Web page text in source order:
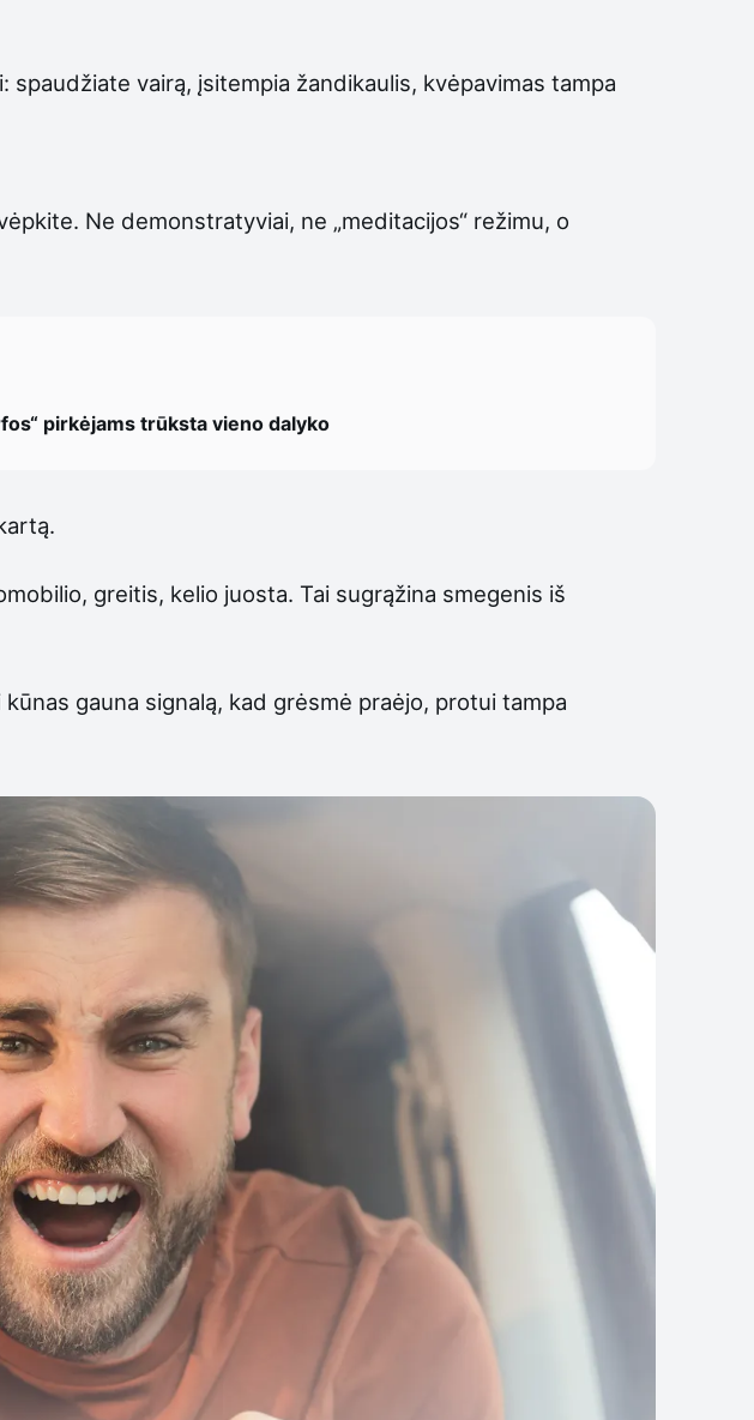
vairą, įsitempia žandikaulis, kvėpavimas tampa
Ne demonstratyviai, ne „meditacijos“ režimu, o
pirkėjams trūksta vieno dalyko
greitis, kelio juosta. Tai sugrąžina smegenis iš
gauna signalą, kad grėsmė praėjo, protui tampa